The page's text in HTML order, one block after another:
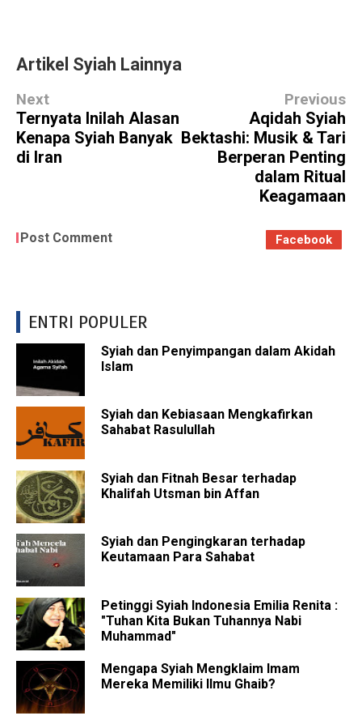
Artikel Syiah Lainnya
Next
Ternyata Inilah Alasan
Kenapa Syiah Banyak
di Iran
Previous
Aqidah Syiah
Bektashi: Musik & Tari
Berperan Penting
dalam Ritual
Keagamaan
Post Comment Facebook
ENTRI POPULER
Syiah dan Penyimpangan dalam Akidah
Islam
Syiah dan Kebiasaan Mengkafirkan
Sahabat Rasulullah
Syiah dan Fitnah Besar terhadap
Khalifah Utsman bin Affan
Syiah dan Pengingkaran terhadap
Keutamaan Para Sahabat
Petinggi Syiah Indonesia Emilia Renita :
"Tuhan Kita Bukan Tuhannya Nabi
Muhammad"
Mengapa Syiah Mengklaim Imam
Mereka Memiliki Ilmu Ghaib?